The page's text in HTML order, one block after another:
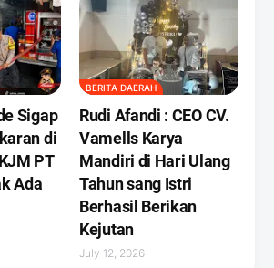
Sigap
di
PT
Ada
BERITA DAERAH
Rudi Afandi : CEO CV.
Vamells Karya
Mandiri di Hari Ulang
Tahun sang Istri
Berhasil Berikan
Kejutan ‎
July 12, 2026